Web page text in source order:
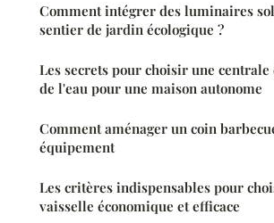
Comment intégrer des luminaires
sentier de jardin écologique ?
Les secrets pour choisir une
de l'eau pour une maison autonome
Comment aménager un coin
équipement
Les critères indispensables pour
vaisselle économique et efficace